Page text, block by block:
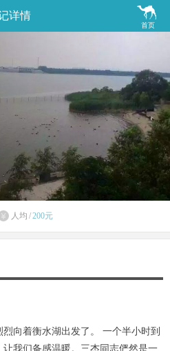

首页
详情
 人均 /200元
向着衡水湖出发了。 一个半小时到
我们备感温暖。三杰同志俨然是一